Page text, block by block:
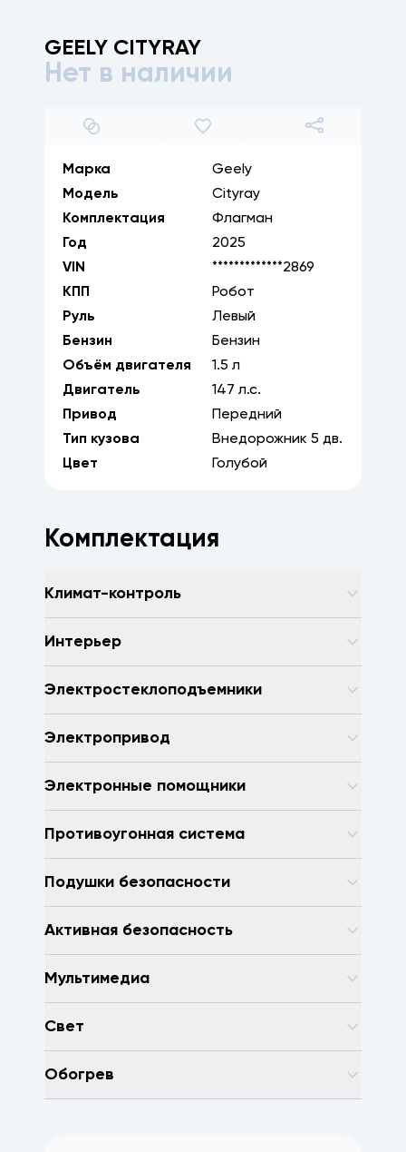
GEELY CITYRAY
Нет в наличии
1/31
Марка
Geely
Модель
Cityray
Комплектация
Флагман
Год
2025
VIN
*************2869
КПП
Робот
Руль
Левый
Бензин
Бензин
Объём двигателя
1.5 л
Двигатель
147 л.с.
Привод
Передний
Тип кузова
Внедорожник 5 дв.
Цвет
Голубой
Комплектация
Климат-контроль
Интерьер
Электростеклоподъемники
Электропривод
Электронные помощники
Противоугонная система
Подушки безопасности
Активная безопасность
Мультимедиа
Свет
Обогрев